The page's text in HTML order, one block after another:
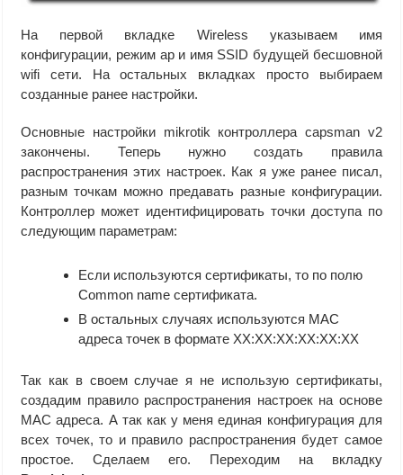
На первой вкладке Wireless указываем имя
конфигурации, режим ap и имя SSID будущей бесшовной
wifi сети. На остальных вкладках просто выбираем
созданные ранее настройки.
Основные настройки mikrotik контроллера capsman v2
закончены. Теперь нужно создать правила
распространения этих настроек. Как я уже ранее писал,
разным точкам можно предавать разные конфигурации.
Контроллер может идентифицировать точки доступа по
следующим параметрам:
Если используются сертификаты, то по полю
Common name сертификата.
В остальных случаях используются MAC
адреса точек в формате XX:XX:XX:XX:XX:XX
Так как в своем случае я не использую сертификаты,
создадим правило распространения настроек на основе
MAC адреса. А так как у меня единая конфигурация для
всех точек, то и правило распространения будет самое
простое. Сделаем его. Переходим на вкладку